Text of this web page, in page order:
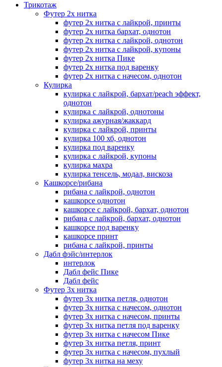
Трикотаж
Футер 2х нитка
футер 2х нитка с лайкрой, принты
футер 2х нитка бархат, однотон
футер 2х нитка с лайкрой, однотон
футер 2х нитка с лайкрой, купоны
футер 2х нитка Пике
футер 2х нитка под варенку
футер 2х нитка с начесом, однотон
Кулирка
кулирка с лайкрой, бархат/peach эффект,
однотон
кулирка с лайкрой, однотоны
кулирка ажурная/жаккард
кулирка с лайкрой, принты
кулирка 100 хб, однотон
кулирка под варенку
кулирка с лайкрой, купоны
кулирка махра
кулирка тенсель, модал, вискоза
Кашкорсе/рибана
рибана с лайкрой, однотон
кашкорсе однотон
кашкорсе с лайкрой, бархат, однотон
рибана с лайкрой, бархат, однотон
кашкорсе под варенку
кашкорсе принт
рибана с лайкрой, принты
Дабл фэйс/интерлок
интерлок
Дабл фейс Пике
Дабл фейс
Футер 3х нитка
футер 3х нитка петля, однотон
футер 3х нитка с начесом, однотон
футер 3х нитка с начесом, принты
футер 3х нитка петля под варенку
футер 3х нитка с начесом Пике
футер 3х нитка петля, принт
футер 3х нитка с начесом, пухлый
футер 3х нитка на меху